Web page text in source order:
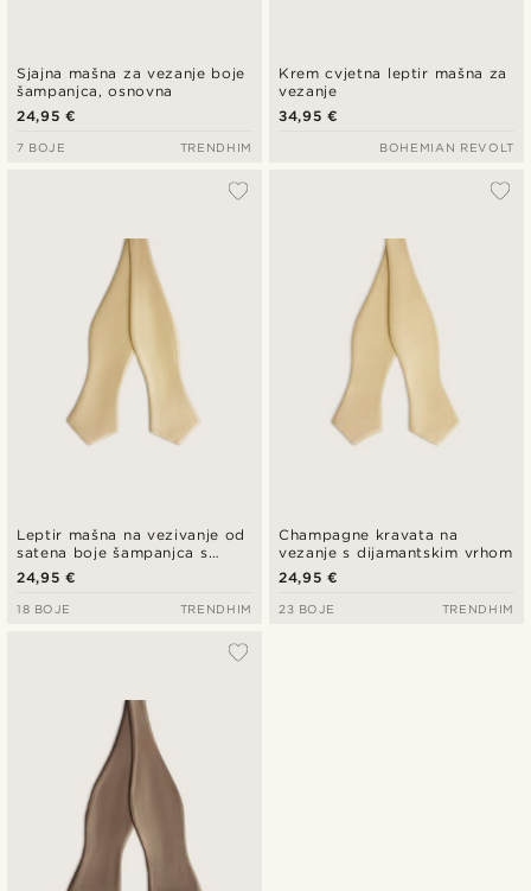
Sjajna mašna za vezanje boje
šampanjca, osnovna
24,95 €
7 BOJE TRENDHIM
Krem cvjetna leptir mašna za
vezanje
34,95 €
BOHEMIAN REVOLT
Leptir mašna na vezivanje od
satena boje šampanjca s
dijamantnim vrhovima
24,95 €
18 BOJE TRENDHIM
Champagne kravata na
vezanje s dijamantskim vrhom
24,95 €
23 BOJE TRENDHIM